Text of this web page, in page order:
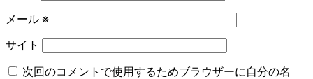
メール ※
サイト
次回のコメントで使用するためブラウザーに自分の名